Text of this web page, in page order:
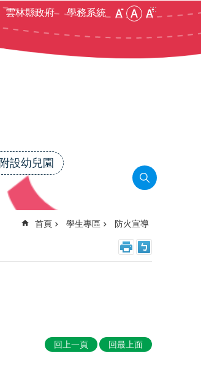
:::
雲林縣政府 學務系統
附設幼兒園
首頁 學生專區 防火宣導
回上一頁 回最上面